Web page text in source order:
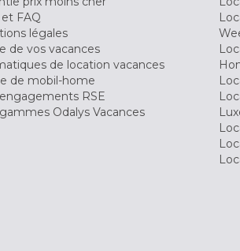
FAQ
légales
de vos vacances
de location vacances
de mobil-home
RSE
Odalys Vacances